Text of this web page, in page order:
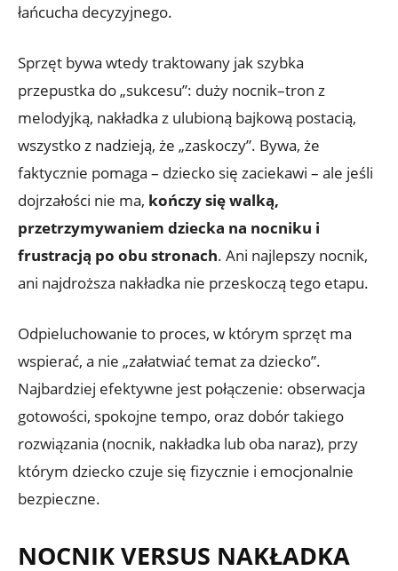
łańcucha decyzyjnego.
Sprzęt bywa wtedy traktowany jak szybka
przepustka do „sukcesu”: duży nocnik–tron z
melodyjką, nakładka z ulubioną bajkową postacią,
wszystko z nadzieją, że „zaskoczy”. Bywa, że
faktycznie pomaga – dziecko się zaciekawi – ale jeśli
dojrzałości nie ma, kończy się walką,
przetrzymywaniem dziecka na nocniku i
frustracją po obu stronach. Ani najlepszy nocnik,
ani najdroższa nakładka nie przeskoczą tego etapu.
Odpieluchowanie to proces, w którym sprzęt ma
wspierać, a nie „załatwiać temat za dziecko”.
Najbardziej efektywne jest połączenie: obserwacja
gotowości, spokojne tempo, oraz dobór takiego
rozwiązania (nocnik, nakładka lub oba naraz), przy
którym dziecko czuje się fizycznie i emocjonalnie
bezpieczne.
NOCNIK VERSUS NAKŁADKA